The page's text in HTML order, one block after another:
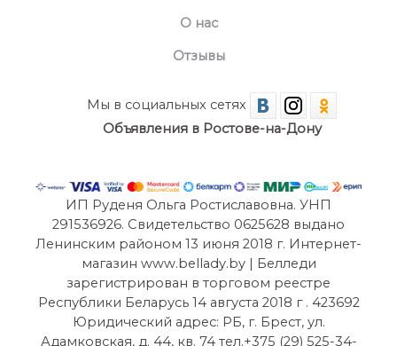
О нас
Отзывы
Мы в социальных сетях
Объявления в Ростове-на-Дону
ИП Руденя Ольга Ростиславовна. УНП
291536926. Свидетельство 0625628 выдано
Ленинским районом 13 июня 2018 г. Интернет-
магазин www.bellady.by | Белледи
зарегистрирован в торговом реестре
Республики Беларусь 14 августа 2018 г . 423692
Юридический адрес: РБ, г. Брест, ул.
Адамковская, д. 44, кв. 74 тел.+375 (29) 525-34-